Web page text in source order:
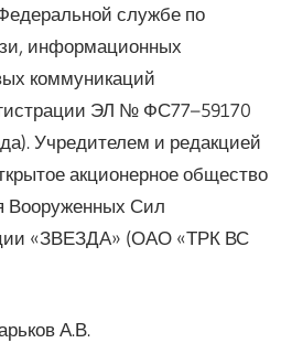
службе по
информационных
коммуникаций
ЭЛ № ФС77–59170
Учредителем и редакцией
акционерное общество
Вооруженных Сил
«ЗВЕЗДА» (ОАО «ТРК ВС
А.В.